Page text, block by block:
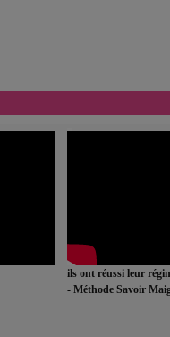
ils ont réussi leur
- Méthode Savoir